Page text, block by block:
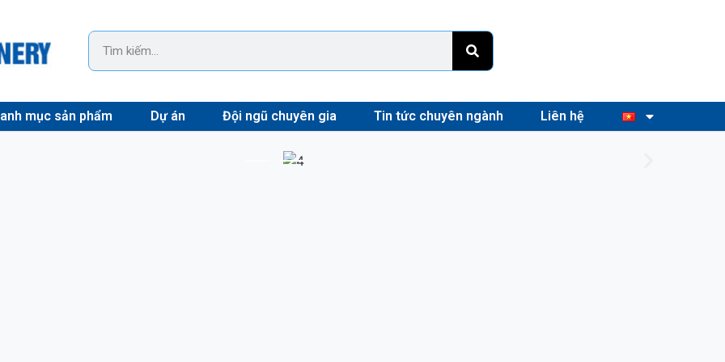
mục sản phẩm Dự án Đội ngũ chuyên gia Tin tức chuyên ngành Liên hệ